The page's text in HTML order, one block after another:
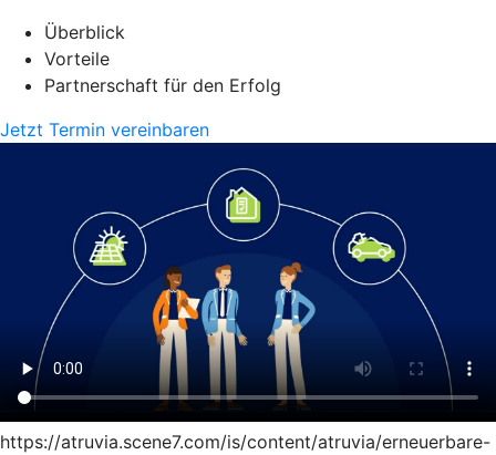
Überblick
Vorteile
Partnerschaft für den Erfolg
Jetzt Termin vereinbaren
https://atruvia.scene7.com/is/content/atruvia/erneuerbare-